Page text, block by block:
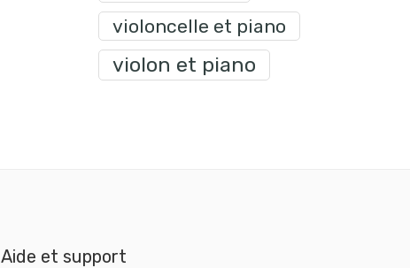
violoncelle et piano
violon et piano
Aide et support